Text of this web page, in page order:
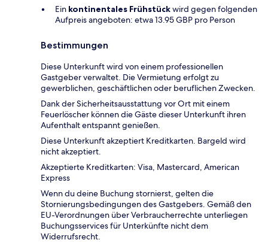
Ein kontinentales Frühstückwird gegen folgenden
Aufpreis angeboten: etwa 13.95 GBP pro Person
Bestimmungen
Diese Unterkunft wird von einem professionellen
Gastgeber verwaltet. Die Vermietung erfolgt zu
gewerblichen, geschäftlichen oder beruflichen Zwecken.
Dank der Sicherheitsausstattung vor Ort mit einem
Feuerlöscher können die Gäste dieser Unterkunft ihren
Aufenthalt entspannt genießen.
Diese Unterkunft akzeptiert Kreditkarten. Bargeld wird
nicht akzeptiert.
Akzeptierte Kreditkarten: Visa, Mastercard, American
Express
Wenn du deine Buchung stornierst, gelten die
Stornierungsbedingungen des Gastgebers. Gemäß den
EU-Verordnungen über Verbraucherrechte unterliegen
Buchungsservices für Unterkünfte nicht dem
Widerrufsrecht.